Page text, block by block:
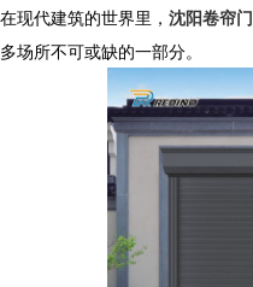
在现代建筑的世界里， 沈阳卷帘门
多场所不可或缺的一部分。